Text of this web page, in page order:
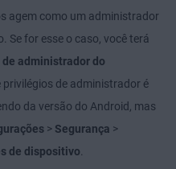
agem como um administrador
Se for esse o caso, você terá
administrador do
privilégios de administrador é
da versão do Android, mas
> Segurança >
de dispositivo.